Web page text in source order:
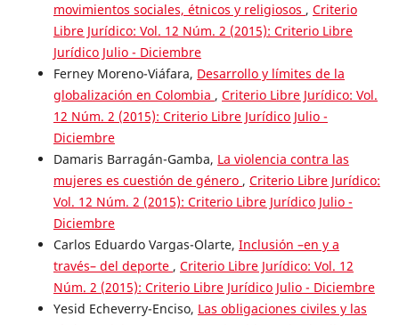
movimientos sociales, étnicos y religiosos , Criterio
Libre Jurídico: Vol. 12 Núm. 2 (2015): Criterio Libre
Jurídico Julio - Diciembre
Ferney Moreno-Viáfara, Desarrollo y límites de la
globalización en Colombia , Criterio Libre Jurídico: Vol.
12 Núm. 2 (2015): Criterio Libre Jurídico Julio -
Diciembre
Damaris Barragán-Gamba, La violencia contra las
mujeres es cuestión de género , Criterio Libre Jurídico:
Vol. 12 Núm. 2 (2015): Criterio Libre Jurídico Julio -
Diciembre
Carlos Eduardo Vargas-Olarte, Inclusión –en y a
través– del deporte , Criterio Libre Jurídico: Vol. 12
Núm. 2 (2015): Criterio Libre Jurídico Julio - Diciembre
Yesid Echeverry-Enciso, Las obligaciones civiles y las